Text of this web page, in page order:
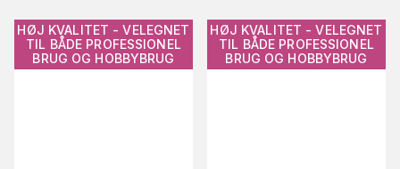
HØJ KVALITET - VELEGNET
TIL BÅDE PROFESSIONEL
BRUG OG HOBBYBRUG
HØJ KVALITET - VELEGNET
TIL BÅDE PROFESSIONEL
BRUG OG HOBBYBRUG